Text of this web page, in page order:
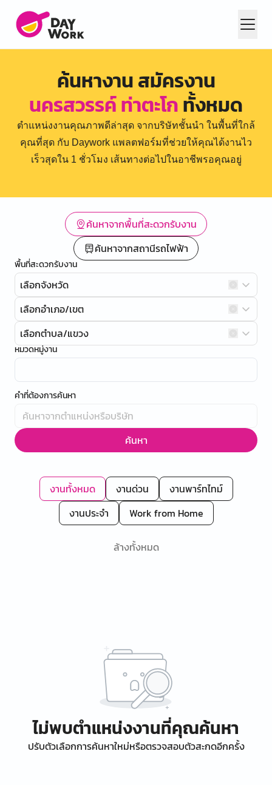
ค้นหางาน สมัครงาน
นครสวรรค์ ท่าตะโกทั้งหมด
ตำแหน่งงานคุณภาพดีล่าสุด จากบริษัทชั้นนำ ในพื้นที่ใกล้
คุณที่สุด กับ Daywork แพลตฟอร์มที่ช่วยให้คุณได้งานไว
เร็วสุดใน 1 ชั่วโมง เส้นทางต่อไปในอาชีพรอคุณอยู่
ค้นหาจากพื้นที่สะดวกรับงาน
ค้นหาจากสถานีรถไฟฟ้า
พื้นที่สะดวกรับงาน
เลือกจังหวัด
เลือกอำเภอ/เขต
เลือกตำบล/แขวง
หมวดหมู่งาน
คำที่ต้องการค้นหา
ค้นหา
งานทั้งหมด งานด่วน
งานพาร์ทไทม์
งานประจำ
Work from Home
ล้างทั้งหมด
ไม่พบตำแหน่งงานที่คุณค้นหา
ปรับตัวเลือกการค้นหาใหม่หรือตรวจสอบตัวสะกดอีกครั้ง